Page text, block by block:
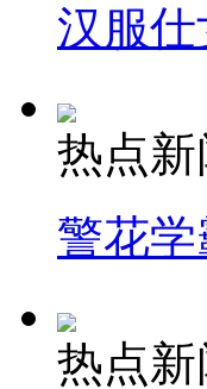
汉服
热点新
警花
热点新